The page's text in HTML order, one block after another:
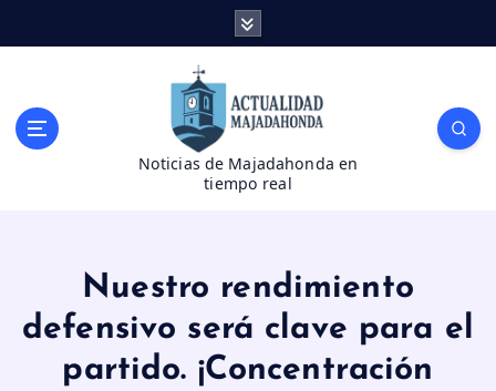
Noticias de Majadahonda en
tiempo real
Nuestro rendimiento
defensivo será clave para el
partido. ¡Concentración